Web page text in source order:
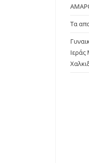
ΑΜΑΡΟ
Τα